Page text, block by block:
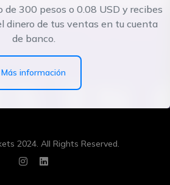
de 300 pesos o 0.08 USD y recibes
dinero de tus ventas en tu cuenta
de banco.
Más información
2024. All Rights Reserved.